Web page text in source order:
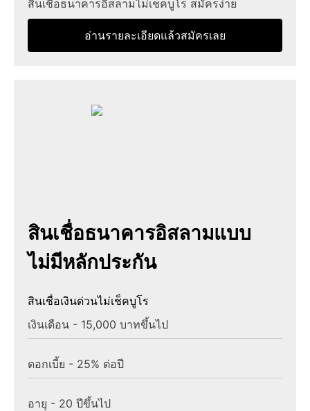
สินเชื่อธนาคารอิสลามไม่เช็คบูโร สมัครง่าย
อ่านรายละเอียดแล้วสมัครเลย
สินเชื่อธนาคารอิสลามแบบ
ไม่มีหลักประกัน
สินเชื่อเงินด่วนไม่เช็คบูโร
เงินเดือน - 15,000 บาทขึ้นไป
ดอกเบี้ย - 25% ต่อปี
อายุ - 20 ปีขึ้นไป